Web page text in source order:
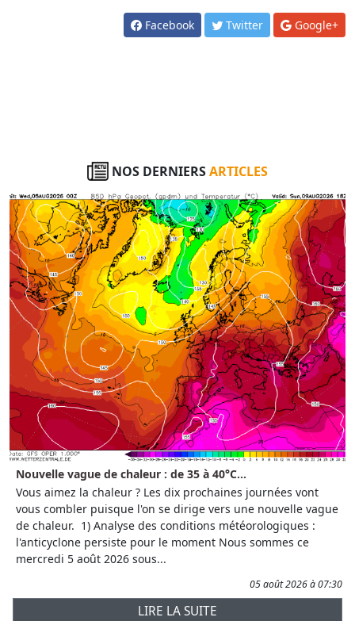
Facebook Twitter Google+
NOS DERNIERSARTICLES
Nouvelle vague de chaleur : de 35 à 40°C...
Vous aimez la chaleur ? Les dix prochaines journées vont
vous combler puisque l'on se dirige vers une nouvelle vague
de chaleur. 1) Analyse des conditions météorologiques :
l'anticyclone persiste pour le moment Nous sommes ce
mercredi 5 août 2026 sous...
05 août 2026 à 07:30
LIRE LA SUITE